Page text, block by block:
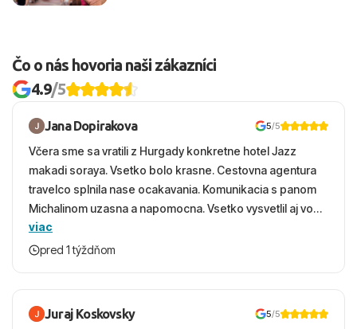
Čo o nás hovoria naši zákazníci
4.9/5
Jana Dopirakova 5/5
Včera sme sa vratili z Hurgady konkretne hotel Jazz
makadi soraya. Vsetko bolo krasne. Cestovna agentura
travelco splnila nase ocakavania. Komunikacia s panom
Michalinom uzasna a napomocna. Vsetko vysvetlil aj vo
vecernych hodinach zaco sa ospravedlnujem. Hotel
krasny, cisty. Sluzby top. Strava, prostredie, more,
viac
pred 1 týždňom
Juraj Koskovsky 5/5